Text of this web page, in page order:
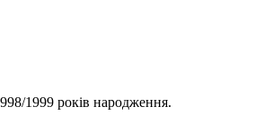
1999 років народження.